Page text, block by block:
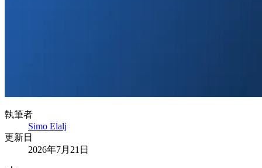
執筆者
Simo Elalj
更新日
2026年7月21日